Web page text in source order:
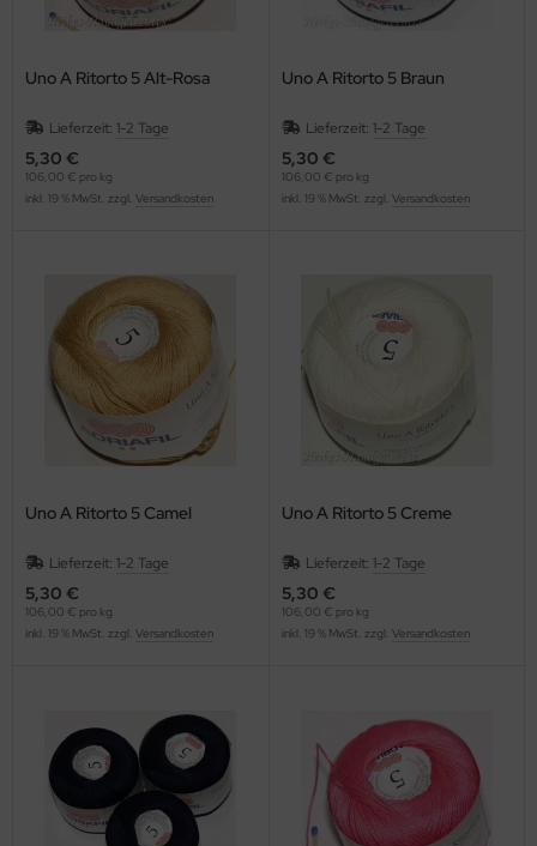
Uno A Ritorto 5 Alt-Rosa
Lieferzeit: 1-2 Tage
5,30 €
106,00 € pro kg
inkl. 19 % MwSt. zzgl. Versandkosten
Uno A Ritorto 5 Braun
Lieferzeit: 1-2 Tage
5,30 €
106,00 € pro kg
inkl. 19 % MwSt. zzgl. Versandkosten
Uno A Ritorto 5 Camel
Lieferzeit: 1-2 Tage
5,30 €
106,00 € pro kg
inkl. 19 % MwSt. zzgl. Versandkosten
Uno A Ritorto 5 Creme
Lieferzeit: 1-2 Tage
5,30 €
106,00 € pro kg
inkl. 19 % MwSt. zzgl. Versandkosten